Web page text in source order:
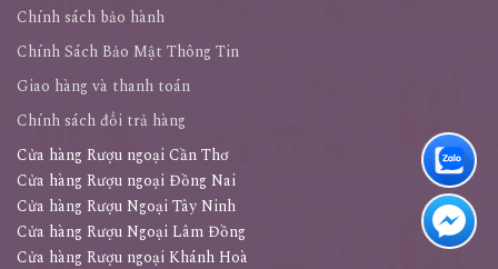
Chính sách bảo hành
Chính Sách Bảo Mật Thông Tin
Giao hàng và thanh toán
Chính sách đổi trả hàng
Cửa hàng Rượu ngoại Cần Thơ
Cửa hàng Rượu ngoại Đồng Nai
Cửa hàng Rượu Ngoại Tây Ninh
Cửa hàng Rượu Ngoại Lâm Đồng
Cửa hàng Rượu ngoại Khánh Hoà